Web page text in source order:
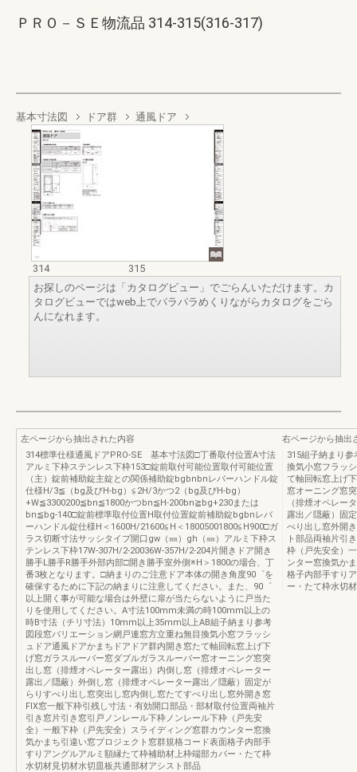
ＰＲＯ－ＳＥ物流品 314-315(316-317)
基本寸法図 ドア群 通風ドア
314
315
お探しのページは「カタログビュー」でごらんいただけます。カ
タログビューではweb上でパラパラめくりながらカタログをごら
んになれます。
左ページから抽出された内容
314標準仕様通風ドアPRO-SE 基本寸法図□丁番取付位置A寸法
アルミ下枠ステンレス下枠153□錠前取付可能位置取付可能位置
（主）錠前補助錠主錠との関係補助錠bgbnbnレバーハンドル錠
仕様H/3≦（bg及びH-bg）≦2H/3かつ2（bg及びH-bg）
+W≦3300200≦bn≦1800かつbn≦H-200bn≧bg+230または
bn≦bg-140□錠前標準取付位置H取付位置錠前補助錠bgbnレバ
ーハンドル錠仕様H＜1600H/21600≦H＜18005001800≦H900□ガ
ラス切断寸法サッシタイプ開口gw（㎜）gh（㎜）アルミ下枠ス
テンレス下枠17W-307H/2-20036W-357H/2-204片開きドア開き
勝手L勝手R勝手外部内部□開き勝手室外側※H＞1800の場合、丁
番3枚となります。□納まりのご注意ドア本体の開き角度90゜を
確保するために下記の納まりに注意してください。また、90゜
以上開く事が可能な場合は外壁に扉が当たらないように戸当た
りを使用してください。A寸法100mm未満の時100mm以上の
時B寸法（チリ寸法）10mm以上35mm以上AB組子納まり参考
図段窓バリエーション網戸連窓方立重ね無目換気小窓フラッシ
ュドア通風ドアかまちドアドア群内開き窓たて軸回転窓上げ下
げ窓ガラスルーバー窓ダブルガラスルーバー窓オーニング窓突
出し窓（排煙オペレーター露出）内倒し窓（排煙オペレーター
露出／隠蔽）外倒し窓（排煙オペレーター露出／隠蔽）固定が
らりすべり出し窓突出し窓内倒し窓たてすべり出し窓外開き窓
FIX窓一般下枠引残し寸法・有効開口部品・部材取付位置両袖片
引き窓片引き窓引戸ノンレール下枠ノンレール下枠（戸先安
全）一般下枠（戸先安全）スライディング窓群カウンター窓換
気かまち引違い窓プロジェクト窓群規格コード表面格子内部手
すりアングルアルミ額縁たて枠補助材上枠端部カバー・たて枠
水切材見切材水切皿板共通部材アシスト部品
右ページから抽出
315組子納まり
換気小窓フラッ
て軸回転窓上げ
窓オーニング窓
（排煙オペレー
露出／隠蔽）固
べり出し窓外開
ト部品両袖片引
枠（戸先安全）
ンター窓換気か
格子内部手すり
ー・たて枠水切